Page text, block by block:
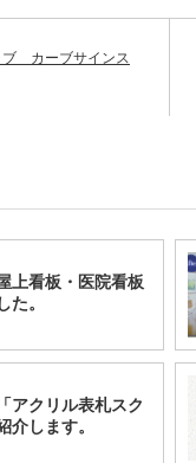
ブ カーブサインス
上看板・医院看板
た。
アクリル表札スク
介します。